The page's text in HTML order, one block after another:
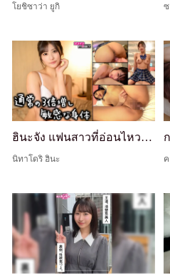
โยชิซาว่า ยูกิ ซ
ฮินะจัง แฟนสาวที่อ่อนไหวและเสียวของฉันที่ระลึกถึงประสบการณ์ในอดีตและมีความอ่อนไหวมากขึ้นสามเท่าของปกติ
นิทาโดริ ฮินะ